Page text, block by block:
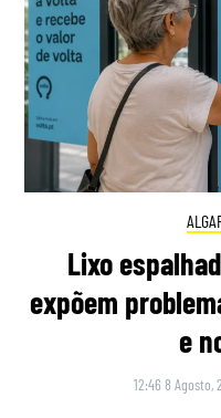
Lixo
expõem
e
12:46 8 Agosto,